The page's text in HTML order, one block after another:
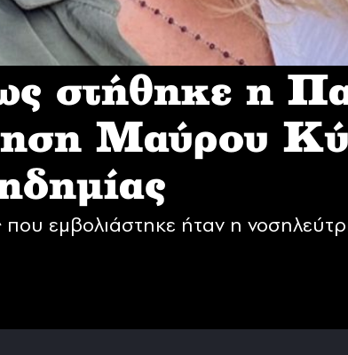
στήθηκε η
Mαύρου
εμβολιάστηκε ήταν η